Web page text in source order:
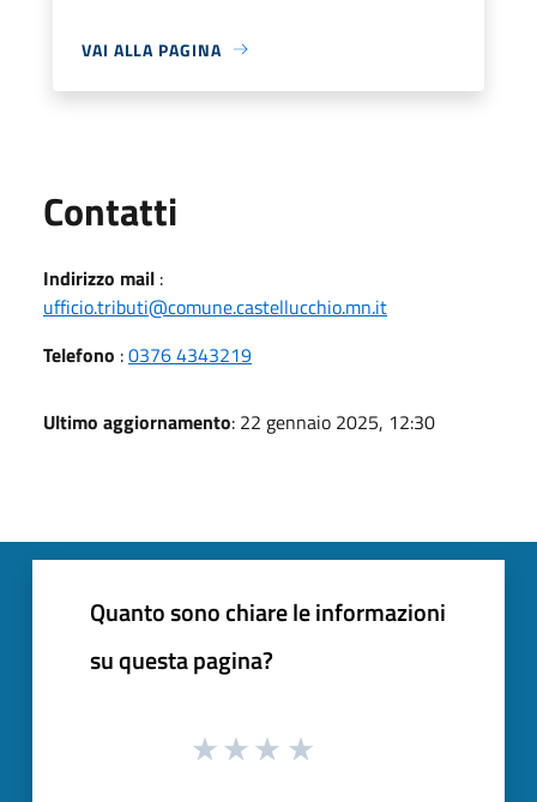
VAI ALLA PAGINA
Contatti
Indirizzo mail :
ufficio.tributi@comune.castellucchio.mn.it
Telefono :0376 4343219
Ultimo aggiornamento: 22 gennaio 2025, 12:30
Quanto sono chiare le informazioni
su questa pagina?